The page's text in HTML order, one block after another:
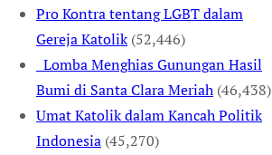
Pro Kontra tentang LGBT dalam
Gereja Katolik (52,446)
Lomba Menghias Gunungan Hasil
Bumi di Santa Clara Meriah (46,438)
Umat Katolik dalam Kancah Politik
Indonesia (45,270)